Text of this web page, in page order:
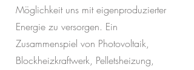
Möglichkeit uns mit eigenproduzierter
Energie zu versorgen. Ein
Zusammenspiel von Photovoltaik,
Blockheizkraftwerk, Pelletsheizung,